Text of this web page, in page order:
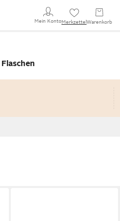
Mein KontoMerkzettel Warenkorb